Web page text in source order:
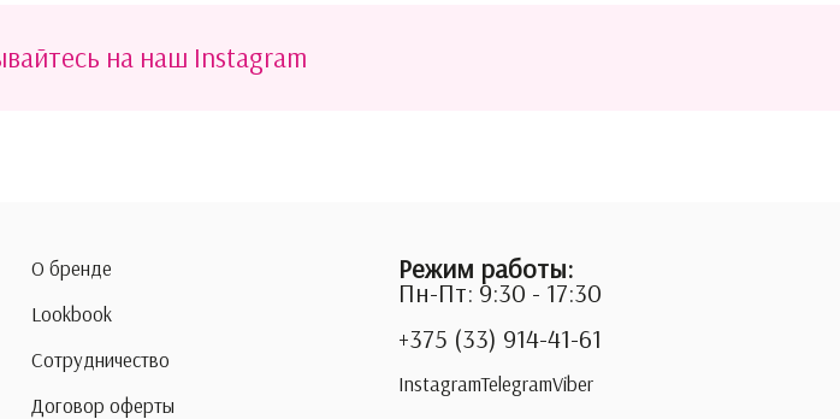
на наш Instagram
О бренде
Lookbook
Сотрудничество
Договор оферты
Режим работы:
Пн-Пт: 9:30 - 17:30
+375 (33) 914-41-61
InstagramTelegramViber